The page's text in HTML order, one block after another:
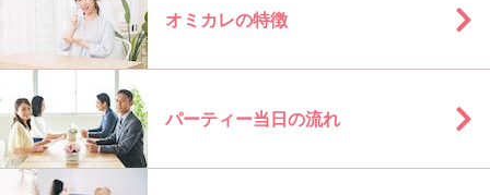
オミカレの特徴
パーティー当日の流れ